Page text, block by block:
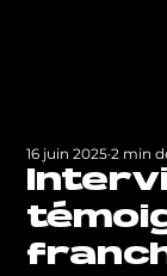
16 juin 2025 2 min